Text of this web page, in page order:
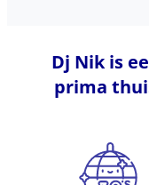
Dj Nik is
prima